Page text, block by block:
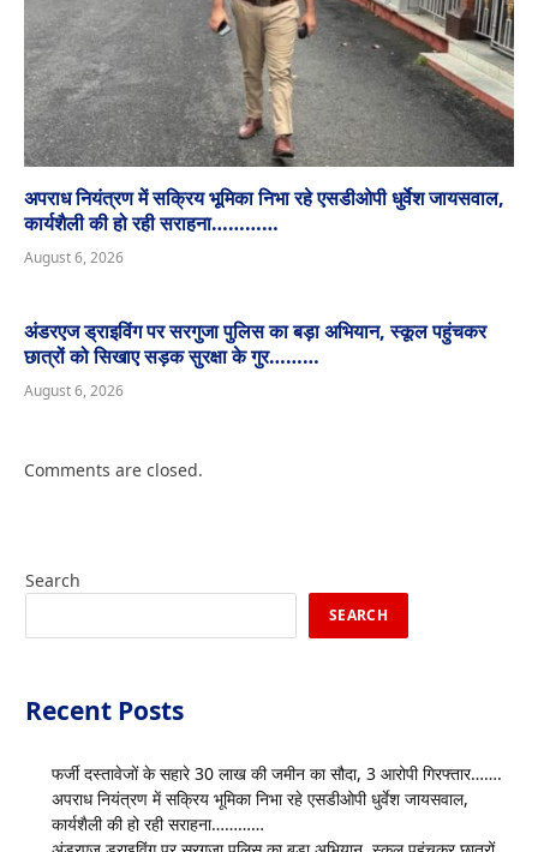
अपराध नियंत्रण में सक्रिय भूमिका निभा रहे एसडीओपी धुर्वेश जायसवाल,
कार्यशैली की हो रही सराहना…………
August 6, 2026
अंडरएज ड्राइविंग पर सरगुजा पुलिस का बड़ा अभियान, स्कूल पहुंचकर
छात्रों को सिखाए सड़क सुरक्षा के गुर………
August 6, 2026
Comments are closed.
Search
SEARCH
Recent Posts
फर्जी दस्तावेजों के सहारे 30 लाख की जमीन का सौदा, 3 आरोपी गिरफ्तार…….
अपराध नियंत्रण में सक्रिय भूमिका निभा रहे एसडीओपी धुर्वेश जायसवाल,
कार्यशैली की हो रही सराहना…………